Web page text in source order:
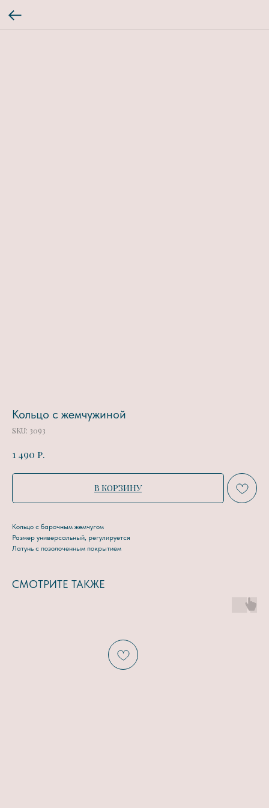
Кольцо с жемчужиной
SKU: 3093
1 490 р.
В КОРЗИНУ
Кольцо с барочным жемчугом
Размер универсальный, регулируется
Латунь с позолоченным покрытием
СМОТРИТЕ ТАКЖЕ